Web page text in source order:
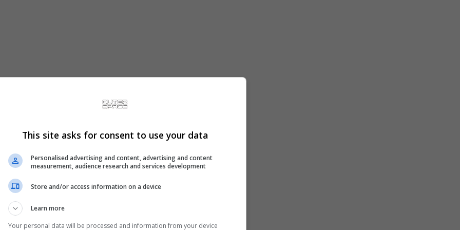
criador de dungeons é um dos pontos fracos do
nos dungeons da aventura principal, mas
lindamente a essência do original do
de qualidade de vida para elevá-lo aos
é 9/10.
também considerou o criador de dungeons
ignorada e também criticou as
por segundo, mas fora isso foi elogioso ao
falhas, ainda é um jogo fácil de
This site asks for consent to use your data
Personalised advertising and content, advertising and content
measurement, audience research and services development
Store and/or access information on a device
Learn more
Your personal data will be processed and information from your device